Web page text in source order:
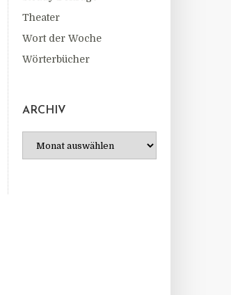
Theater
Wort der Woche
Wörterbücher
ARCHIV
Archiv